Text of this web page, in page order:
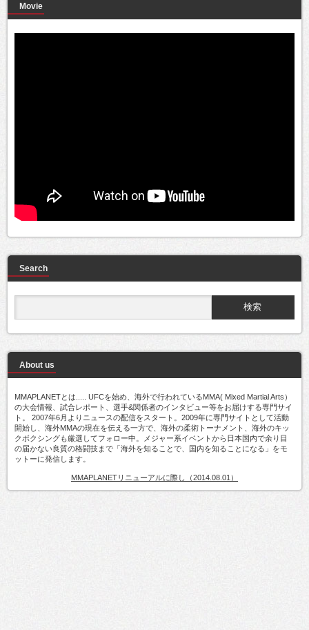
Movie
Search
About us
MMAPLANETとは..... UFCを始め、海外で行われているMMA( Mixed Martial Arts）
の大会情報、試合レポート、選手&関係者のインタビュー等をお届けする専門サイ
ト。 2007年6月よりニュースの配信をスタート。2009年に専門サイトとして活動
開始し、海外MMAの現在を伝える一方で、海外の柔術トーナメント、海外のキッ
クボクシングも厳選してフォロー中。メジャー系イベントから日本国内で余り目
の届かない良質の格闘技まで「海外を知ることで、国内を知ることになる」をモ
ットーに発信します。
MMAPLANETリニューアルに際し（2014.08.01）